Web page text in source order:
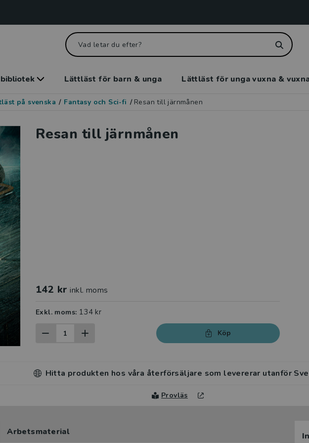
Lättläst för barn & unga Lättläst för unga vuxna &
på svenska / Fantasy och Sci-fi / Resan till järnmånen
Resan till järnmånen
142 kr inkl. moms
Exkl. moms: 134 kr
Köp
Hitta produkten hos våra återförsäljare som levererar utanför
Provläs
Arbetsmaterial